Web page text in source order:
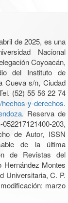
de 2025, es una
Nacional
Coyoacán,
del Instituto de
Cueva s/n, Ciudad
(52) 55 56 22 74
y-derechos.
. Reserva de
203,
de Autor, ISSN
de la última
de Revistas del
Hernández Montes
Universitaria, C. P.
marzo